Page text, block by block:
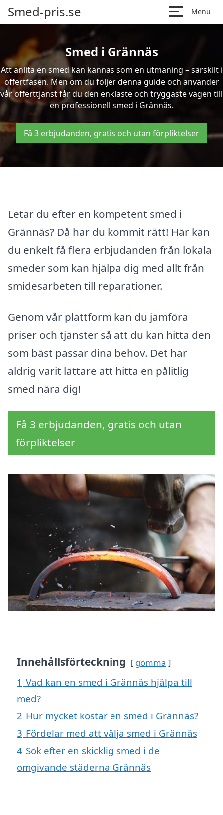
Smed-pris.se Menu
Smed i Grännäs
Att anlita en smed kan kännas som en utmaning – särskilt i
offertfasen. Men om du följer denna guide och använder
vår offerttjänst får du den enklaste och tryggaste vägen till
en professionell smed i Grännäs.
Få 3 erbjudanden, gratis och utan förpliktelser
Letar du efter en kompetent smed i
Grännäs? Då har du kommit rätt! Här kan
du enkelt få flera erbjudanden från lokala
smeder som kan hjälpa dig med allt från
smidesarbeten till reparationer.
Genom vår plattform kan du jämföra
priser och tjänster så att du kan hitta den
som bäst passar dina behov. Det har
aldrig varit lättare att hitta en pålitlig
smed nära dig!
Få 3 erbjudanden, gratis och utan
förpliktelser
Innehållsförteckning gömma
1 Vad kan en smed i Grännäs hjälpa till
med?
2 Hur mycket kostar en smed i Grännäs?
3 Fördelar med att välja smed i Grännäs
4 Sök efter en skicklig smed i de
omgivande städerna Grännäs